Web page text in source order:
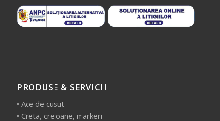
PRODUSE & SERVICII
• Ace de cusut
• Creta, creioane, markeri